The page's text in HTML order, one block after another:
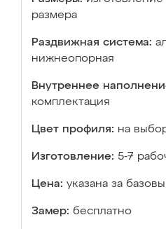
размера
Раздвижная система:
нижнеопорная
Внутреннее
комплектация
Цвет профиля: на
Изготовление: 5-7
Цена: указана за
Замер: бесплатно